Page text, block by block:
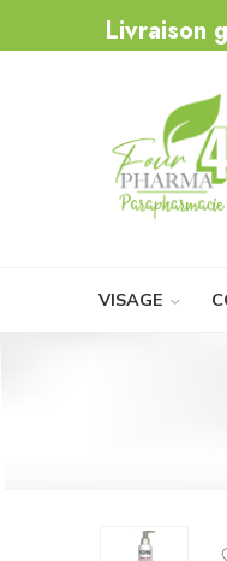
Livraison
VISAGE